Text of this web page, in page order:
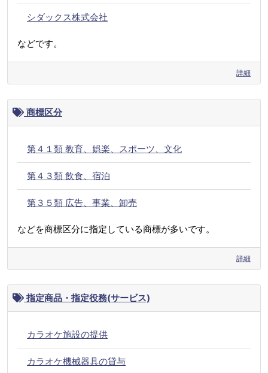
シダックス株式会社
などです。
詳細
商標区分
第４１類 教育、娯楽、スポーツ、文化
第４３類 飲食、宿泊
第３５類 広告、事業、卸売
などを商標区分に指定している商標が多いです。
詳細
指定商品・指定役務(サービス)
カラオケ施設の提供
カラオケ機械器具の貸与